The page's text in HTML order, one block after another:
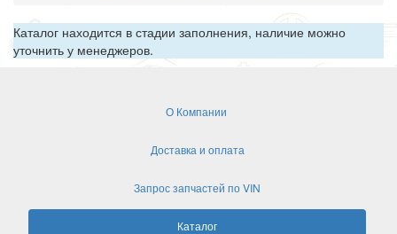
Каталог находится в стадии заполнения, наличие можно
уточнить у менеджеров.
О Компании
Доставка и оплата
Запрос запчастей по VIN
Каталог